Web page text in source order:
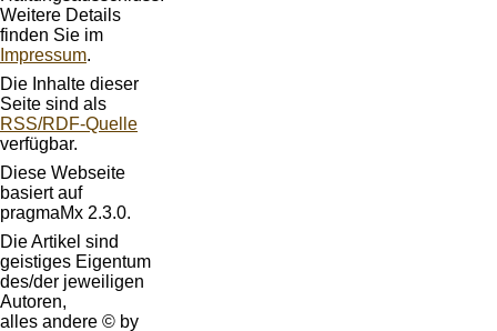
Weitere Details
finden Sie im
Impressum.
Die Inhalte dieser
Seite sind als
RSS/RDF-Quelle
verfügbar.
Diese Webseite
basiert auf
pragmaMx 2.3.0.
Die Artikel sind
geistiges Eigentum
des/der jeweiligen
Autoren,
alles andere © by